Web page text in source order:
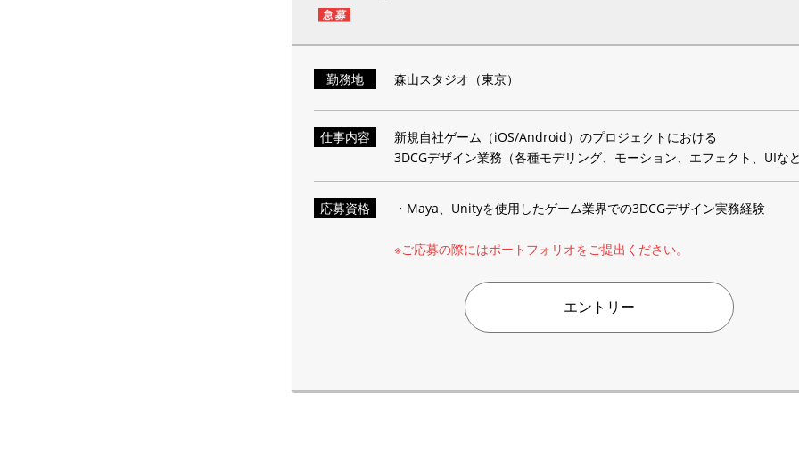
勤務地 森山スタジオ（東京）
仕事内容
新規自社ゲーム（iOS/Android）のプロジェクトにおける
3DCGデザイン業務（各種モデリング、モーション、エフェクト、UIな
応募資格 ・Maya、Unityを使用したゲーム業界での3DCGデザイン実務経験
※ご応募の際にはポートフォリオをご提出ください。
エントリー